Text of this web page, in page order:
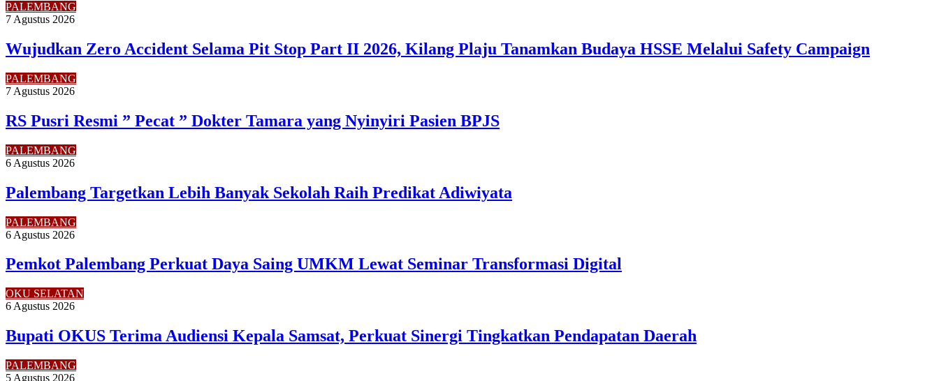
PALEMBANG
7 Agustus 2026
Wujudkan Zero Accident Selama Pit Stop Part II 2026, Kilang Plaju Tanamkan Budaya HSSE Melalui Safety Campaign
PALEMBANG
7 Agustus 2026
RS Pusri Resmi ” Pecat ” Dokter Tamara yang Nyinyiri Pasien BPJS
PALEMBANG
6 Agustus 2026
Palembang Targetkan Lebih Banyak Sekolah Raih Predikat Adiwiyata
PALEMBANG
6 Agustus 2026
Pemkot Palembang Perkuat Daya Saing UMKM Lewat Seminar Transformasi Digital
OKU SELATAN
6 Agustus 2026
Bupati OKUS Terima Audiensi Kepala Samsat, Perkuat Sinergi Tingkatkan Pendapatan Daerah
PALEMBANG
5 Agustus 2026